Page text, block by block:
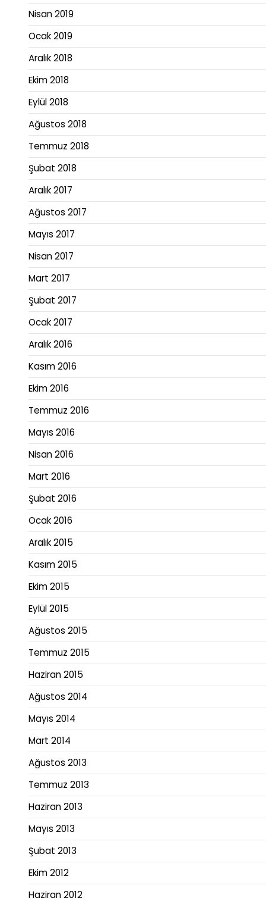
Nisan 2019
Ocak 2019
Aralık 2018
Ekim 2018
Eylül 2018
Ağustos 2018
Temmuz 2018
Şubat 2018
Aralık 2017
Ağustos 2017
Mayıs 2017
Nisan 2017
Mart 2017
Şubat 2017
Ocak 2017
Aralık 2016
Kasım 2016
Ekim 2016
Temmuz 2016
Mayıs 2016
Nisan 2016
Mart 2016
Şubat 2016
Ocak 2016
Aralık 2015
Kasım 2015
Ekim 2015
Eylül 2015
Ağustos 2015
Temmuz 2015
Haziran 2015
Ağustos 2014
Mayıs 2014
Mart 2014
Ağustos 2013
Temmuz 2013
Haziran 2013
Mayıs 2013
Şubat 2013
Ekim 2012
Haziran 2012